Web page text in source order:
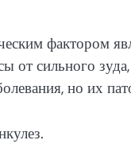
фактором
сильного
но их